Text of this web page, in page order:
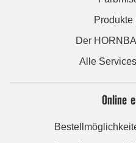
Produkte
Der
Alle
Online